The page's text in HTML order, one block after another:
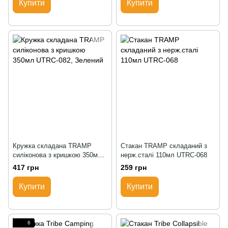
Купити Купити
Кружка складана TRAMP
силіконова з кришкою 350мл
UTRC-082, Зелений
417 грн
Купити
Стакан TRAMP складаний з
нерж.сталі 110мл UTRC-068
259 грн
Купити
6